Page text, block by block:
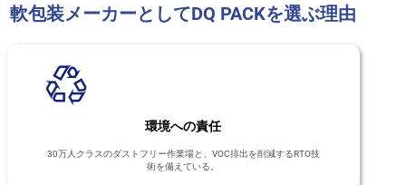
軟包装メーカーとしてDQ PACKを選ぶ理由
環境への責任
30万人クラスのダストフリー作業場と、VOC排出を削減するRTO技
術を備えている。